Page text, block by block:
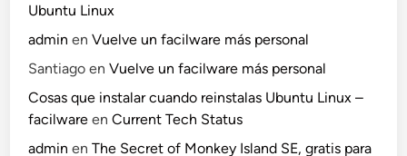
Ubuntu Linux
admin enVuelve un facilware más personal
Santiago enVuelve un facilware más personal
Cosas que instalar cuando reinstalas Ubuntu Linux –
facilware enCurrent Tech Status
admin enThe Secret of Monkey Island SE, gratis para